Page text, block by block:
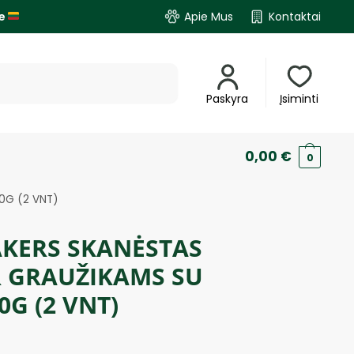
Apie Mus Kontaktai
Paskyra Įsiminti
0,00 € 0
(2 VNT)
SKANĖSTAS
SU
(2 VNT)